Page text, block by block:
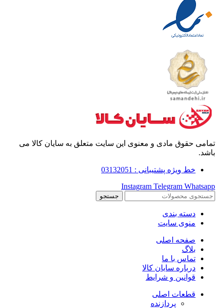
تمامی حقوق مادی و معنوی این سایت متعلق به سایان کالا می
باشد.
خط ویژه پشتیبانی : 03132051
Instagram Telegram Whatsapp
جستجو
دسته بندی
منوی سایت
صفحه اصلی
بلاگ
تماس با ما
درباره سایان کالا
قوانین و شرایط
قطعات اصلی
پردازنده